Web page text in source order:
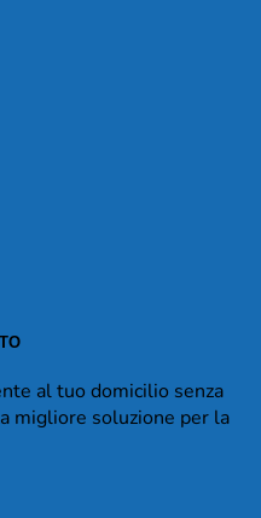
al tuo domicilio senza
migliore soluzione per la